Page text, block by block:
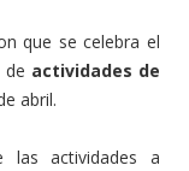
que se celebra el
de actividades de
abril.
las actividades a